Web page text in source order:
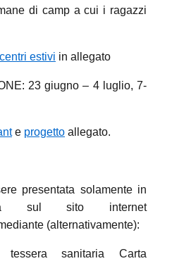
di camp a cui i ragazzi
estivi in allegato
23 giugno – 4 luglio, 7-
e progetto allegato.
presentata solamente in
sul sito internet
(alternativamente):
tessera sanitaria Carta